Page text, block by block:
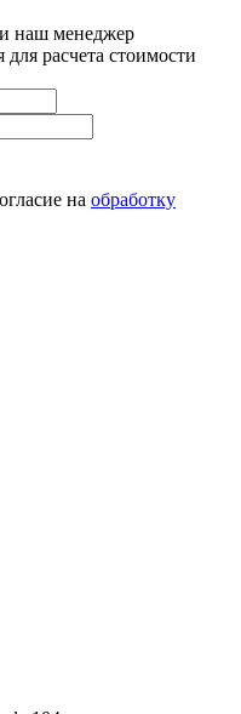
наш менеджер
расчета стоимости
на обработку